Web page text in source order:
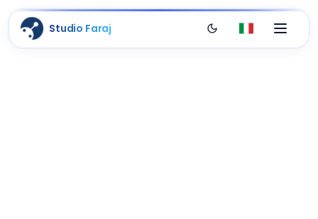
Studio Faraj Passa al tema scuro
Italiano